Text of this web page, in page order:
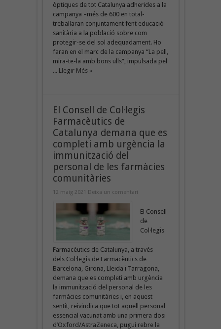
òptiques de tot Catalunya adherides a la
campanya –més de 600 en total-
treballaran conjuntament fent educació
sanitària a la població sobre com
protegir-se del sol adequadament. Ho
faran en el marc de la campanya “La pell,
mira-te-la amb bons ulls”, impulsada pel
... Llegir Més »
El Consell de Col·legis
Farmacèutics de
Catalunya demana que es
completi amb urgència la
immunització del
personal de les farmàcies
comunitàries
12 maig 2021 Deixa un comentari
El Consell
de
Col·legis
Farmacèutics de Catalunya, a través
dels Col·legis de Farmacèutics de
Barcelona, Girona, Lleida i Tarragona,
demana que es completi amb urgència
la immunització del personal de les
farmàcies comunitàries i, en aquest
sentit, reivindica que tot aquell personal
essencial vacunat amb una primera dosi
d’Oxford/AstraZeneca, pugui rebre la